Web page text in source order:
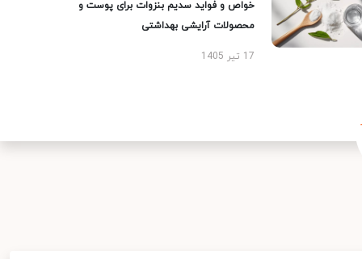
خواص و فواید سدیم بنزوات برای پوست و
محصولات آرایشی بهداشتی
17 تیر 1405